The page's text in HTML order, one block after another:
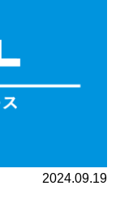
2024.09.19